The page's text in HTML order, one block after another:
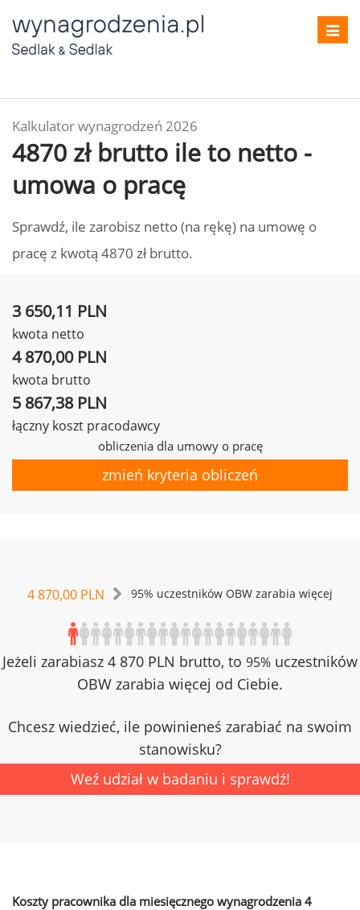
Kalkulator wynagrodzeń 2026
4870 zł brutto ile to netto -
umowa o pracę
Sprawdź, ile zarobisz netto (na rękę) na umowę o
pracę z kwotą 4870 zł brutto.
3 650,11 PLN
kwota netto
4 870,00 PLN
kwota brutto
5 867,38 PLN
łączny koszt pracodawcy
obliczenia dla umowy o pracę
zmień kryteria obliczeń
4 870,00 PLN 95% uczestników OBW zarabia więcej
Jeżeli zarabiasz 4 870 PLN brutto, to 95% uczestników
OBW zarabia więcej od Ciebie.
Chcesz wiedzieć, ile powinieneś zarabiać na swoim
stanowisku?
Weź udział w badaniu i sprawdź!
Koszty pracownika dla miesięcznego wynagrodzenia 4